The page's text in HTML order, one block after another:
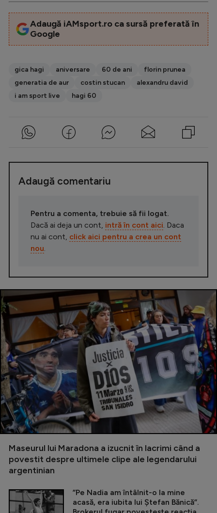
Adaugă iAMsport.ro ca sursă preferată în
Google
gica hagi aniversare 60 de ani
florin prunea
generatia de aur
costin stucan
alexandru david
i am sport live
hagi 60
Adaugă comentariu
Pentru a comenta, trebuie să fii logat.
Dacă ai deja un cont, intră în cont aici. Daca
nu ai cont, click aici pentru a crea un cont
nou.
Maseurul lui Maradona a izucnit în lacrimi când a
povestit despre ultimele clipe ale legendarului
argentinian
”Pe Nadia am întâlnit-o la mine
acasă, era iubita lui Ștefan Bănică”.